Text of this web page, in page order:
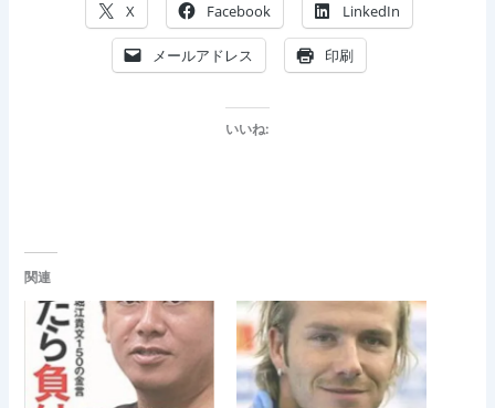
X Facebook LinkedIn
メールアドレス 印刷
いいね:
関連